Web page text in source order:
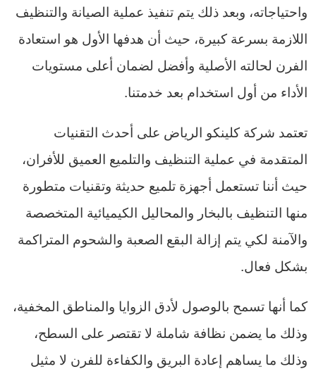
واحتياجاته، وبعد ذلك يتم تنفيذ عملية الصيانة والتنظيف
اللازمة بسرعة كبيرة، حيث أن هدفها الأول هو استعادة
الفرن لحالته الأصلية وأفضل لضمان أعلى مستويات
الأداء من أول استخدام بعد خدمتنا.
تعتمد شركة كلينكو الرياض على أحدث التقنيات
المتقدمة في عملية التنظيف والتلميع العميق للأفران،
حيث أننا تستعمل أجهزة تلميع حديثة وتقنيات متطورة
منها التنظيف بالبخار والمحاليل الكيميائية المتخصصة
والآمنة لكي يتم إزالة البقع الصعبة والشحوم المتراكمة
بشكل فعال.
كما أنها تسمح بالوصول لأدق الزوايا والمناطق المخفية،
وذلك ما يضمن نظافة شاملة لا تقتصر على السطح،
وذلك ما يساهم إعادة البريق والكفاءة للفرن لا مثيل